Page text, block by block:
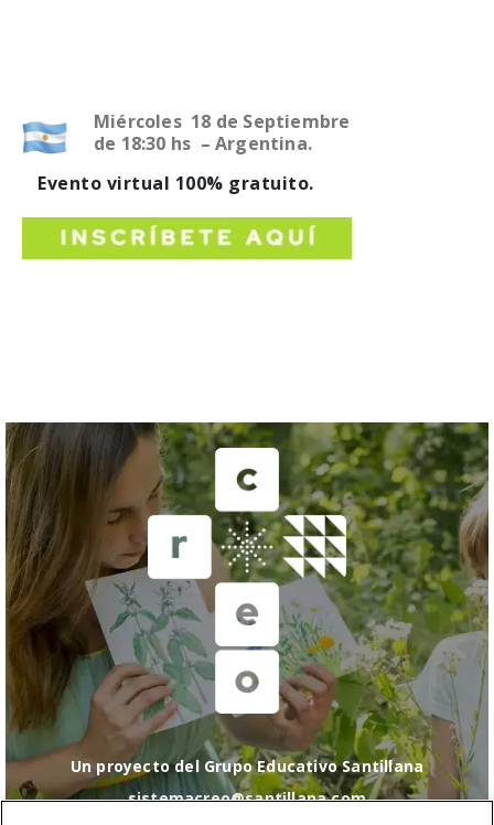
Miércoles 18 de Septiembre
de 18:30 hs – Argentina.
Evento virtual 100% gratuito.
Un proyecto del Grupo Educativo Santillana
sistemacreo@santillana.com